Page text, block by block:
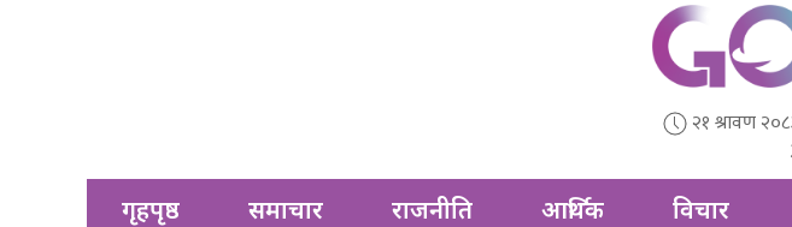
२१ श्रावण
गृहपृष्ठ
समाचार राजनीति आर्थिक विचार